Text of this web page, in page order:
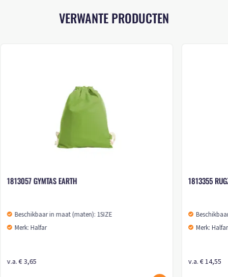
VERWANTE PRODUCTEN
1813057 GYMTAS EARTH
Beschikbaar in maat (maten): 1SIZE
Merk: Halfar
v.a. € 3,65
1813355
Merk: Halfar
v.a. € 14,55